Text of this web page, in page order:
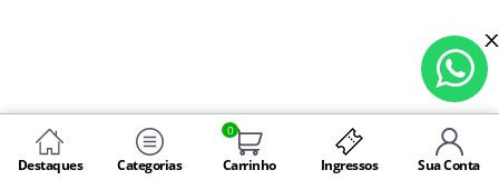
Destaques Categorias
0
Carrinho Ingressos Sua Conta